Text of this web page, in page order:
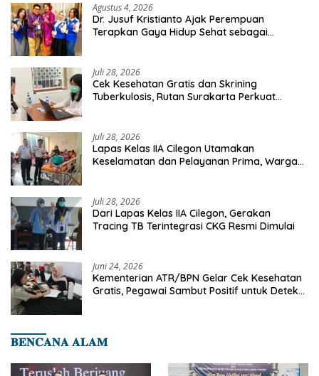
Agustus 4, 2026
Dr. Jusuf Kristianto Ajak Perempuan
Terapkan Gaya Hidup Sehat sebagai
Juli 28, 2026
Cek Kesehatan Gratis dan Skrining
Tuberkulosis, Rutan Surakarta Perkuat
Juli 28, 2026
Lapas Kelas IIA Cilegon Utamakan
Keselamatan dan Pelayanan Prima, Warga
Juli 28, 2026
Dari Lapas Kelas IIA Cilegon, Gerakan
Tracing TB Terintegrasi CKG Resmi Dimulai
Juni 24, 2026
Kementerian ATR/BPN Gelar Cek Kesehatan
Gratis, Pegawai Sambut Positif untuk Deteksi
𝐁𝐄𝐍𝐂𝐀𝐍𝐀 𝐀𝐋𝐀𝐌